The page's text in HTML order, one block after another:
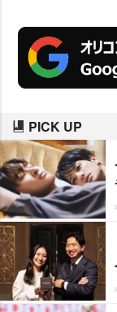
PICK UP